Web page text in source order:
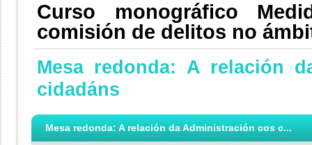
Curso monográfico
comisión de delitos no
Mesa redonda: A relación
cidadáns
Mesa redonda: A relación da Administración cos c...